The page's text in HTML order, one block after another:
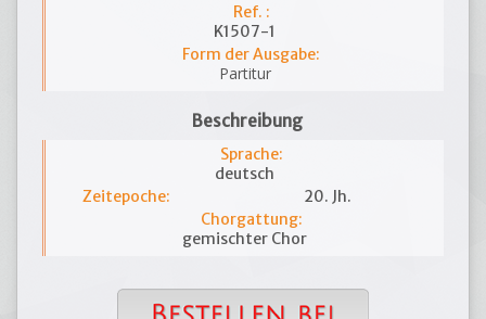
Ref. :
K1507-1
Form der Ausgabe:
Partitur
Beschreibung
Sprache:
deutsch
Zeitepoche:
20. Jh.
Chorgattung:
gemischter Chor